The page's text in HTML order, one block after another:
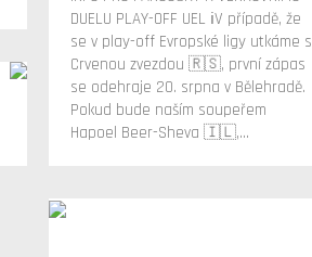
DUELU PLAY-OFF UEL ℹ️V případě, že
se v play-off Evropské ligy utkáme s
Crvenou zvezdou 🇷🇸, první zápas
se odehraje 20. srpna v Bělehradě.
Pokud bude naším soupeřem
Hapoel Beer-Sheva 🇮🇱,...